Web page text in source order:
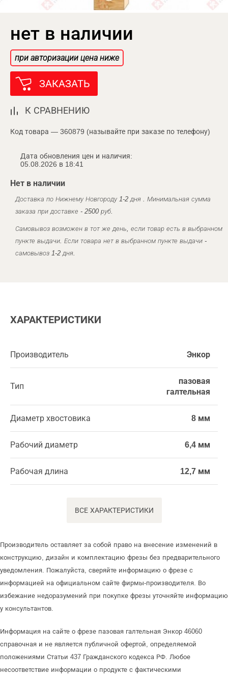
нет в наличии
при авторизации цена ниже
ЗАКАЗАТЬ
К СРАВНЕНИЮ
Код товара — 360879 (называйте при заказе по телефону)
Дата обновления цен и наличия:
05.08.2026 в 18:41
Нет в наличии
Доставка по Нижнему Новгороду 1-2 дня . Минимальная сумма
заказа при доставке - 2500 руб.
Самовывоз возможен в тот же день, если товар есть в выбранном
пункте выдачи. Если товара нет в выбранном пункте выдачи -
самовывоз 1-2 дня.
ХАРАКТЕРИСТИКИ
Производитель Энкор
Тип
пазовая
галтельная
Диаметр хвостовика 8 мм
Рабочий диаметр 6,4 мм
Рабочая длина 12,7 мм
ВСЕ ХАРАКТЕРИСТИКИ
Производитель оставляет за собой право на внесение изменений в
конструкцию, дизайн и комплектацию фрезы без предварительного
уведомления. Пожалуйста, сверяйте информацию о фрезе с
информацией на официальном сайте фирмы-производителя. Во
избежание недоразумений при покупке фрезы уточняйте информацию
у консультантов.
Информация на сайте о фрезе пазовая галтельная Энкор 46060
справочная и не является публичной офертой, определяемой
положениями Статьи 437 Гражданского кодекса РФ. Любое
несоответствие информации о продукте с фактическими